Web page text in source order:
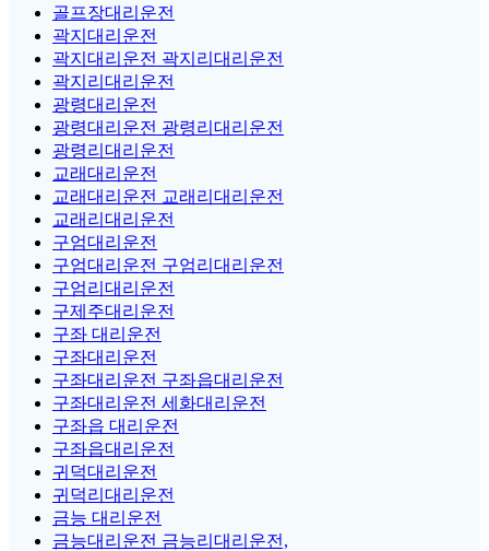
골프장대리운전
곽지대리운전
곽지대리운전 곽지리대리운전
곽지리대리운전
광령대리운전
광령대리운전 광령리대리운전
광령리대리운전
교래대리운전
교래대리운전 교래리대리운전
교래리대리운전
구엄대리운전
구엄대리운전 구엄리대리운전
구엄리대리운전
구제주대리운전
구좌 대리운전
구좌대리운전
구좌대리운전 구좌읍대리운전
구좌대리운전 세화대리운전
구좌읍 대리운전
구좌읍대리운전
귀덕대리운전
귀덕리대리운전
금능 대리운전
금능대리운전 금능리대리운전,